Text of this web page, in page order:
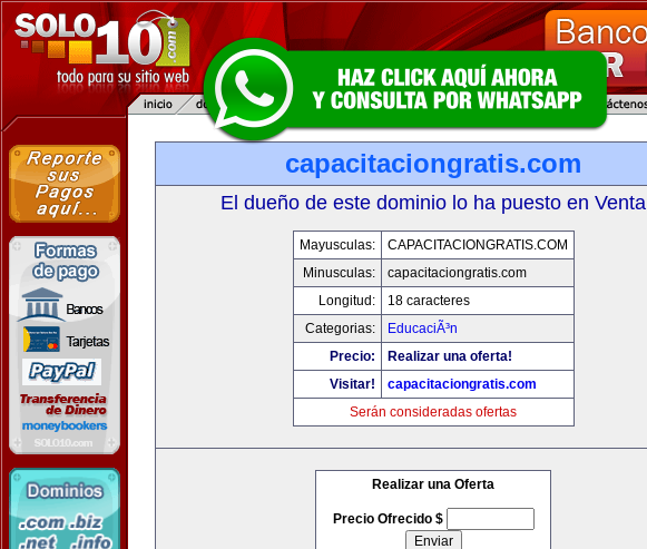
capacitaciongratis.com
El dueño de este dominio lo ha puesto en Venta
Mayusculas:
CAPACITACIONGRATIS.COM
Minusculas:
capacitaciongratis.com
Longitud:
18 caracteres
Categorias:
EducaciÃ³n
Precio:
Realizar una oferta!
Visitar!
capacitaciongratis.com
Serán consideradas ofertas
Realizar una Oferta
Precio Ofrecido $